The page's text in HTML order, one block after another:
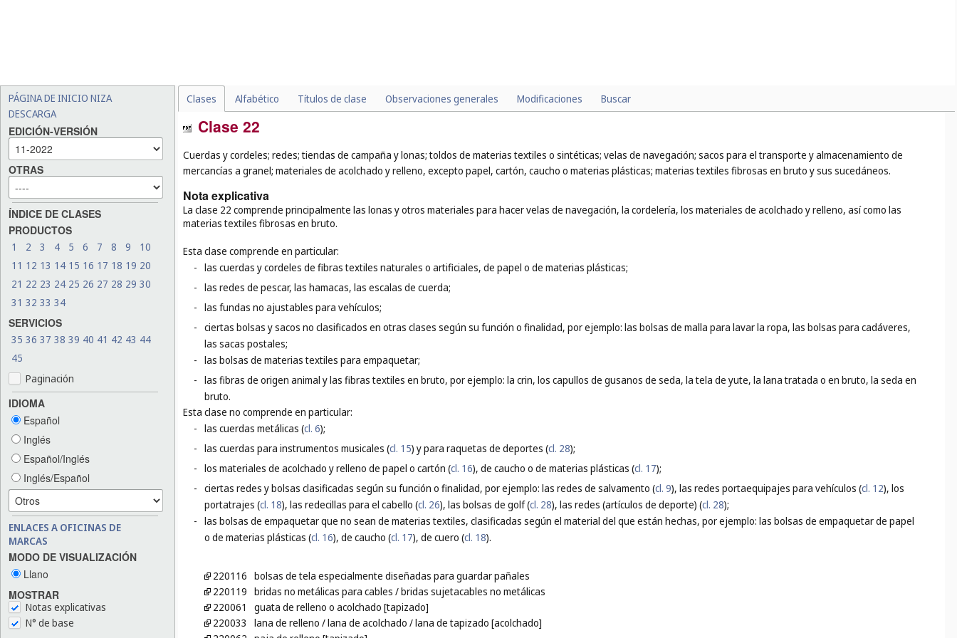
PÁGINA DE INICIO NIZA
DESCARGA
EDICIÓN-VERSIÓN
OTRAS
ÍNDICE DE CLASES
PRODUCTOS
1 2 3 4 5 6 7 8 9
10
11 12 13 14 15 16 17 18 19 20
21 22 23 24 25 26 27 28 29 30
31 32 33 34
SERVICIOS
35 36 37 38 39 40 41 42 43 44
45
Paginación
IDIOMA
Español
Inglés
Español/Inglés
Inglés/Español
ENLACES A OFICINAS DE
MARCAS
MODO DE VISUALIZACIÓN
Llano
MOSTRAR
Notas explicativas
N° de base
Clases Alfabético Títulos de clase Observaciones generales Modificaciones Buscar
Clase 22
Cuerdas y cordeles; redes; tiendas de campaña y lonas; toldos de materias textiles o sintéticas; velas de navegación; sacos para el transporte y almacenamiento de
mercancías a granel; materiales de acolchado y relleno, excepto papel, cartón, caucho o materias plásticas; materias textiles fibrosas en bruto y sus sucedáneos.
Nota explicativa
La clase 22 comprende principalmente las lonas y otros materiales para hacer velas de navegación, la cordelería, los materiales de acolchado y relleno, así como las
materias textiles fibrosas en bruto.
Esta clase comprende en particular:
- las cuerdas y cordeles de fibras textiles naturales o artificiales, de papel o de materias plásticas;
- las redes de pescar, las hamacas, las escalas de cuerda;
- las fundas no ajustables para vehículos;
- ciertas bolsas y sacos no clasificados en otras clases según su función o finalidad, por ejemplo: las bolsas de malla para lavar la ropa, las bolsas para cadáveres,
las sacas postales;
- las bolsas de materias textiles para empaquetar;
- las fibras de origen animal y las fibras textiles en bruto, por ejemplo: la crin, los capullos de gusanos de seda, la tela de yute, la lana tratada o en bruto, la seda en
bruto.
Esta clase no comprende en particular:
- las cuerdas metálicas (cl. 6);
- las cuerdas para instrumentos musicales (cl. 15) y para raquetas de deportes (cl. 28);
- los materiales de acolchado y relleno de papel o cartón (cl. 16), de caucho o de materias plásticas (cl. 17);
- ciertas redes y bolsas clasificadas según su función o finalidad, por ejemplo: las redes de salvamento (cl. 9), las redes portaequipajes para vehículos (cl. 12), los
portatrajes (cl. 18), las redecillas para el cabello (cl. 26), las bolsas de golf (cl. 28), las redes (artículos de deporte) (cl. 28);
- las bolsas de empaquetar que no sean de materias textiles, clasificadas según el material del que están hechas, por ejemplo: las bolsas de empaquetar de papel
o de materias plásticas (cl. 16), de caucho (cl. 17), de cuero (cl. 18).
220116 bolsas de tela especialmente diseñadas para guardar pañales
220119 bridas no metálicas para cables / bridas sujetacables no metálicas
220061
guata de relleno o acolchado [tapizado]
220033
lana de relleno / lana de acolchado / lana de tapizado [acolchado]